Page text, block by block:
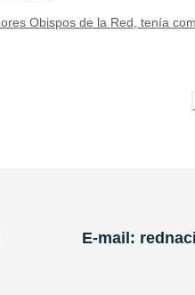
Obispos de la Red, tenía
E-mail: